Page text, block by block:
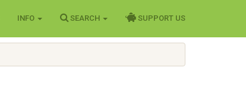
INFO SEARCH SUPPORT US